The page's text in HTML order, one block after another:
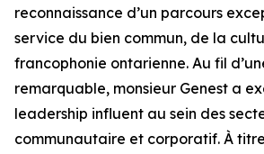
reconnaissance d’un parcours
service du bien commun, de la
francophonie ontarienne. Au fil
remarquable, monsieur Genest a
leadership influent au sein des
communautaire et corporatif. À